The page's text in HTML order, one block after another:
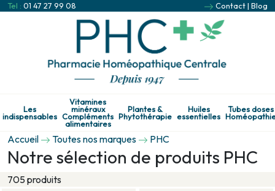
Tel : 01 47 27 99 08 Contact| Blog
Les
indispensables
Vitamines
minéraux
Compléments
alimentaires
Plantes &
Phytothérapie
Huiles
essentielles
Tubes doses
Accueil Toutes nos marques PHC
Notre sélection de produits PHC
705 produits